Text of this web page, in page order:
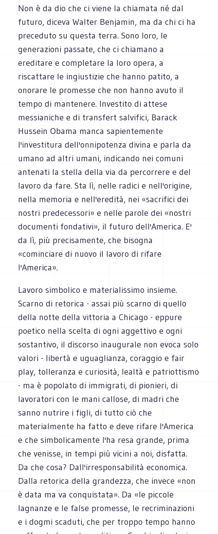
Non è da dio che ci viene la chiamata né dal
futuro, diceva Walter Benjamin, ma da chi ci ha
preceduto su questa terra. Sono loro, le
generazioni passate, che ci chiamano a
ereditare e completare la loro opera, a
riscattare le ingiustizie che hanno patito, a
onorare le promesse che non hanno avuto il
tempo di mantenere. Investito di attese
messianiche e di transfert salvifici, Barack
Hussein Obama manca sapientemente
l'investitura dell'onnipotenza divina e parla da
umano ad altri umani, indicando nei comuni
antenati la stella della via da percorrere e del
lavoro da fare. Sta lì, nelle radici e nell'origine,
nella memoria e nell'eredità, nei «sacrifici dei
nostri predecessori» e nelle parole dei «nostri
documenti fondativi», il futuro dell'America. E'
da lì, più precisamente, che bisogna
«cominciare di nuovo il lavoro di rifare
l'America».
Lavoro simbolico e materialissimo insieme.
Scarno di retorica - assai più scarno di quello
della notte della vittoria a Chicago - eppure
poetico nella scelta di ogni aggettivo e ogni
sostantivo, il discorso inaugurale non evoca solo
valori - libertà e uguaglianza, coraggio e fair
play, tolleranza e curiosità, lealtà e patriottismo
- ma è popolato di immigrati, di pionieri, di
lavoratori con le mani callose, di madri che
sanno nutrire i figli, di tutto ciò che
materialmente ha fatto e deve rifare l'America
e che simbolicamente l'ha resa grande, prima
che venisse, in tempi più vicini a noi, disfatta.
Da che cosa? Dall'irresponsabilità economica.
Dalla retorica della grandezza, che invece «non
è data ma va conquistata». Da «le piccole
lagnanze e le false promesse, le recriminazioni
e i dogmi scaduti, che per troppo tempo hanno